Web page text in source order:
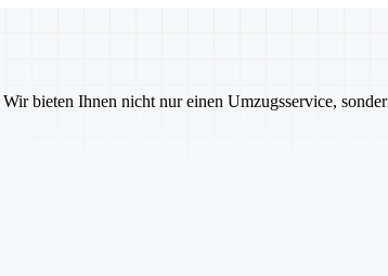
bieten Ihnen nicht nur einen Umzugsservice,